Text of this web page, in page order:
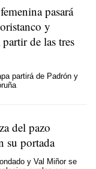
pasará
y
de las tres
partirá de Padrón y
del pazo
su portada
y Val Miñor se